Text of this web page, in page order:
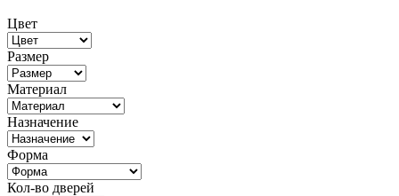
Цвет
Размер
Материал
Назначение
Форма
Кол-во дверей